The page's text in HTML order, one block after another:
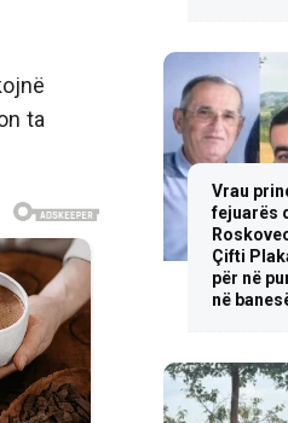
ta
Vrau
fejuarës
Çifti
për në
në